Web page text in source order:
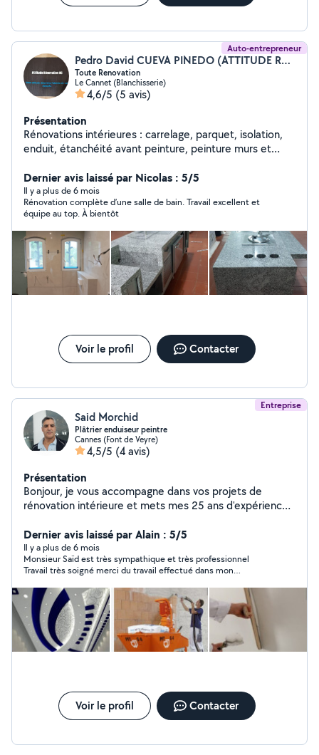
Auto-entrepreneur
Pedro David CUEVA PINEDO (ATTITUDE RÉNOVATION 06)
Toute Renovation
Le Cannet (Blanchisserie)
4,6/5 (5 avis)
Présentation
Rénovations intérieures : carrelage, parquet, isolation,
enduit, étanchéité avant peinture, peinture murs et
réparations et remplacements de portes, pose de
doublage (murs, faux plafonds) Services à la personne :
ménage, repassage, jardinerie, petits bricolage, soutien
scolaire. Petites réparations, travaux de rénovation,
nettoyage de fins de chantiers, de copropriétés,
entretien régulier.
Dernier avis laissé par Nicolas : 5/5
Il y a plus de 6 mois
Rénovation complète d’une salle de bain. Travail excellent et
équipe au top. À bientôt
Voir le profil Contacter
Entreprise
Said Morchid
Plâtrier enduiseur peintre
Cannes (Font de Veyre)
4,5/5 (4 avis)
Présentation
Bonjour, je vous accompagne dans vos projets de
rénovation intérieure et mets mes 25 ans d'expérience
Dernier avis laissé par Alain : 5/5
Il y a plus de 6 mois
Monsieur Saïd est très sympathique et très professionnel
Travail très soigné merci du travail effectué dans mon
quelqu'un de compétent Alain
Voir le profil Contacter